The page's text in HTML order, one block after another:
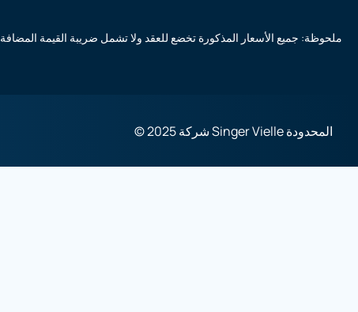
ملحوظة: جميع الأسعار المذكورة تخضع للعقد ولا تشمل ضريبة القيمة المضافة
© 2025 شركة Singer Vielle المحدودة